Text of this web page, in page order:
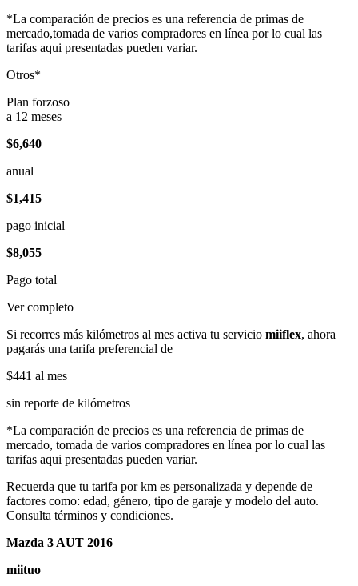
*La comparación de precios es una referencia de primas de
mercado,tomada de varios compradores en línea por lo cual las
tarifas aqui presentadas pueden variar.
Otros*
Plan forzoso
a 12 meses
$6,640
anual
$1,415
pago inicial
$8,055
Pago total
Ver completo
Si recorres más kilómetros al mes activa tu servicio miiflex, ahora
pagarás una tarifa preferencial de
$441 al mes
sin reporte de kilómetros
*La comparación de precios es una referencia de primas de
mercado, tomada de varios compradores en línea por lo cual las
tarifas aqui presentadas pueden variar.
Recuerda que tu tarifa por km es personalizada y depende de
factores como: edad, género, tipo de garaje y modelo del auto.
Consulta términos y condiciones.
Mazda 3 AUT 2016
miituo